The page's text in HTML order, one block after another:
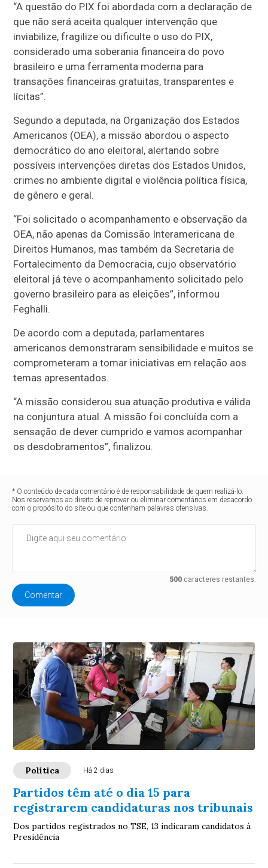
“A questão do PIX foi abordada com a declaração de
que não será aceita qualquer intervenção que
inviabilize, fragilize ou dificulte o uso do PIX,
considerado uma soberania financeira do povo
brasileiro e uma ferramenta moderna para
transações financeiras gratuitas, transparentes e
lícitas”.
Segundo a deputada, na Organização dos Estados
Americanos (OEA), a missão abordou o aspecto
democrático do ano eleitoral, alertando sobre
possíveis intervenções diretas dos Estados Unidos,
crimes no ambiente digital e violência política física,
de gênero e geral.
“Foi solicitado o acompanhamento e observação da
OEA, não apenas da Comissão Interamericana de
Direitos Humanos, mas também da Secretaria de
Fortalecimento da Democracia, cujo observatório
eleitoral já teve o acompanhamento solicitado pelo
governo brasileiro para as eleições”, informou
Feghalli.
De acordo com a deputada, parlamentares
americanos demonstraram sensibilidade e muitos se
comprometeram a tomar iniciativas em relação aos
temas apresentados.
“A missão considerou sua atuação produtiva e válida
na conjuntura atual. A missão foi concluída com a
sensação de dever cumprido e vamos acompanhar
os desdobramentos”, finalizou.
* O conteúdo de cada comentário é de responsabilidade de quem realizá-lo.
Nos reservamos ao direito de reprovar ou eliminar comentários em desacordo
com o propósito do site ou que contenham palavras ofensivas.
500caracteres restantes.
Comentar
Política Há 2 dias
Partidos têm até o dia 15 para
registrarem candidaturas nos tribunais
Dos partidos registrados no TSE, 13 indicaram candidatos à
Presidência